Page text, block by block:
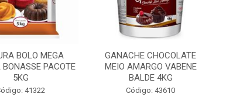
BOLO MEGA
PACOTE
5KG
41322
GANACHE CHOCOLATE
MEIO AMARGO VABENE
BALDE 4KG
Código: 43610